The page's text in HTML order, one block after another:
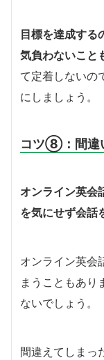
目標を達成する
気負わないこと
て定着しないの
にしましょう。
コツ⑧：間違
オンライン英会
を気にせず会話
オンライン英会
まうこともあり
ないでしょう。
間違えてしまっ